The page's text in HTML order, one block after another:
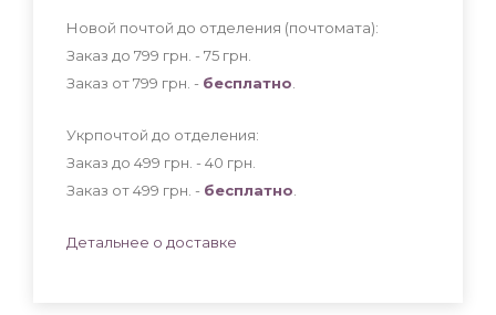
Новой почтой до отделения (почтомата):
Заказ до 799 грн. - 75 грн
Заказ от 799 грн. - бесплатно
Укрпочтой до отделения:
Заказ до 499 грн. - 40 грн
Заказ от 499 грн. - бесплатно
Детальнее о доставке